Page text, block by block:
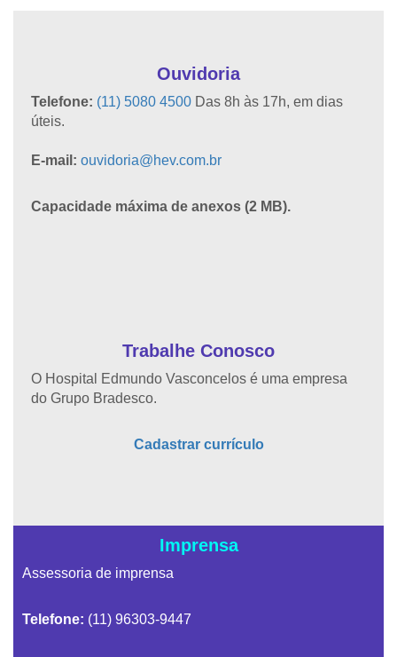
Ouvidoria
Telefone: (11) 5080 4500 Das 8h às 17h, em dias
úteis.
E-mail: ouvidoria@hev.com.br
Capacidade máxima de anexos (2 MB).
Trabalhe Conosco
O Hospital Edmundo Vasconcelos é uma empresa
do Grupo Bradesco.
Cadastrar currículo
Imprensa
Assessoria de imprensa
Telefone: (11) 96303-9447